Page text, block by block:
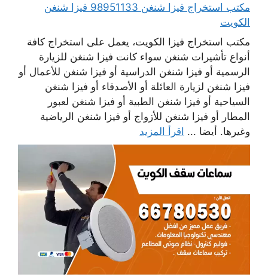
مكتب استخراج فيزا شنغن 98951133 فيزا شنغن
الكويت
مكتب استخراج فيزا الكويت، يعمل على استخراج كافة
أنواع تأشيرات شنغن سواء كانت فيزا شنغن للزيارة
الرسمية أو فيزا شنغن الدراسية أو فيزا شنغن للأعمال أو
فيزا شنغن لزيارة العائلة أو الأصدقاء أو فيزا شنغن
السياحية أو فيزا شنغن الطبية أو فيزا شنغن لعبور
المطار أو فيزا شنغن للأزواج أو فيزا شنغن الرياضية
وغيرها. أيضا ... اقرأ المزيد